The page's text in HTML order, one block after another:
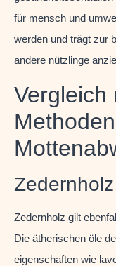
für mensch und
werden und trägt zur
andere nützlinge
Vergleich
Zedernholz gilt
Die ätherischen öle
eigenschaften wie